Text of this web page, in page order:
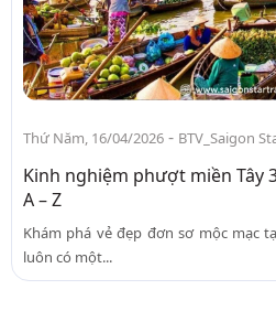
Thứ Năm, 16/04/2026 - BTV_Saigon
Kinh nghiệm phượt miền Tây
A – Z
Khám phá vẻ đẹp đơn sơ mộc mạc
luôn có một...